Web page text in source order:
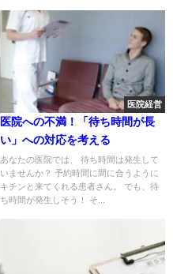
医院経営
医院への不満！「待ち時間が長
い」への対応を考える
あなたの医院では、 待ち時間は発生して
いませんか？ 予約時間に間に合うように
キチンと来てくれる患者さん。 でも、待
ち時間が発生しそう！ そ...